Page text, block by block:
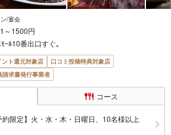
/宴会
～1500円
ｰﾙ10番出口すぐ｡
ント還元対象店
口コミ投稿特典対象店
請求書発行事業者
コース
約限定】火・水・木・日曜日、10名様以上